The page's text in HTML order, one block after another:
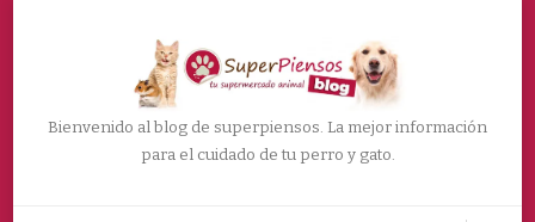
Bienvenido al blog de superpiensos. La mejor información
para el cuidado de tu perro y gato.